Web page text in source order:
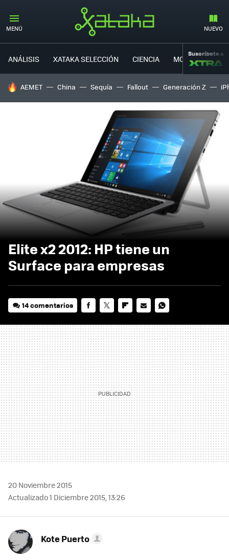
MENÚ NUEVO
ANÁLISIS XATAKA SELECCIÓN CIENCIA MOVILIDAD
Suscríbete a
HOY SE HABLA DE
AEMET China Sequía Fallout Generación Z
Elite x2 2012: HP tiene un
Surface para empresas
14 comentarios
MAIL
20 Noviembre 2015
Actualizado 1 Diciembre 2015, 13:26
Kote Puerto